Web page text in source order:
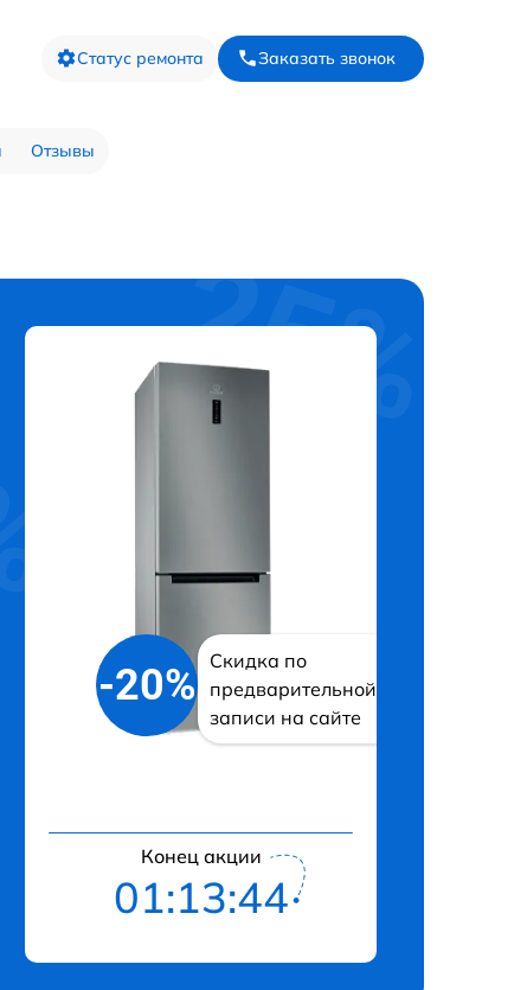
Статус ремонта Заказать звонок
Отзывы
-20%
Скидка по
предварительной
записи на сайте
Конец акции
01:13:43